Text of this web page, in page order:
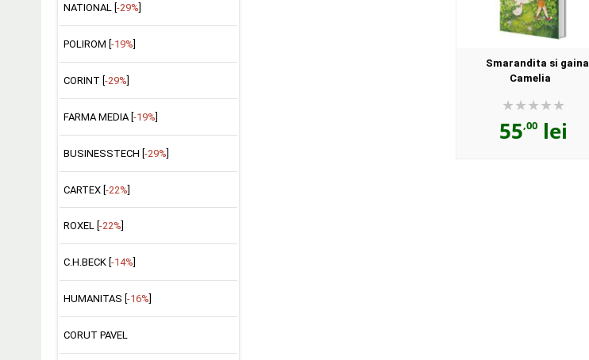
NATIONAL [ -29%
POLIROM [ -19%
CORINT [ -29%
FARMA MEDIA [ -19%
BUSINESSTECH [-29%]
CARTEX [-22%]
ROXEL [ -22%
C.H.BECK [ -14%
HUMANITAS [ -16%
CORUT PAVEL
Smarandita si gaina
Camelia
55,00 lei